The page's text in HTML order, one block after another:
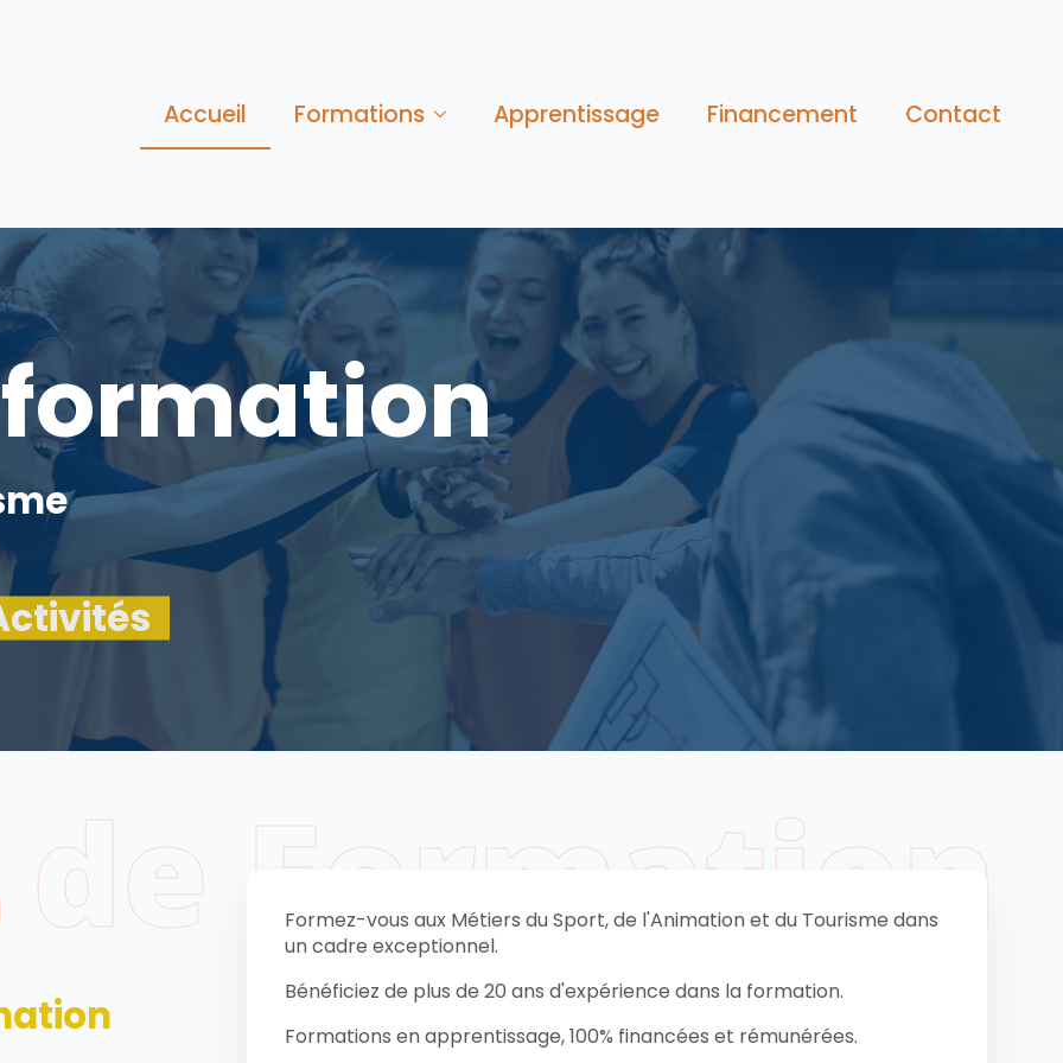
Accueil Formations Apprentissage Financement Contact
Formation
Formez-vous aux Métiers du Sport, de l'Animation et du Tourisme dans
un cadre exceptionnel.
Bénéficiez de plus de 20 ans d'expérience dans la formation.
Formations en apprentissage, 100% financées et rémunérées.